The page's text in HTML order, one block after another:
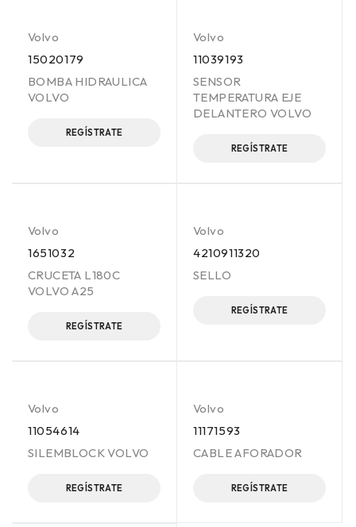
Volvo
15020179
BOMBA HIDRAULICA
VOLVO
REGÍSTRATE
Volvo
11039193
SENSOR
TEMPERATURA EJE
DELANTERO VOLVO
REGÍSTRATE
Volvo
1651032
CRUCETA L180C
VOLVO A25
REGÍSTRATE
Volvo
4210911320
SELLO
REGÍSTRATE
Volvo
11054614
SILEMBLOCK VOLVO
REGÍSTRATE
Volvo
11171593
CABLE AFORADOR
REGÍSTRATE